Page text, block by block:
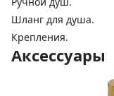
Шланг для душа.
Крепления.
Аксессуары